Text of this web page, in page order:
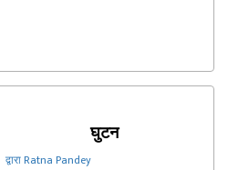
घुटन
द्वारा Ratna Pandey